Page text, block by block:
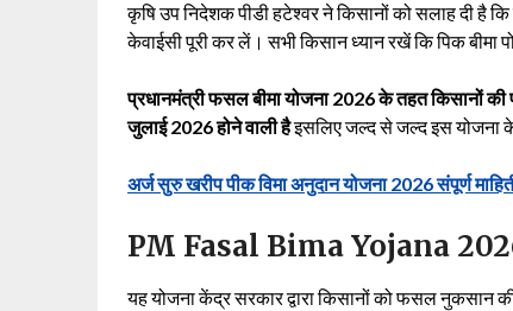
कृषि उप निदेशक पीडी हटेश्वर ने किसानों को सलाह दी है कि
केवाईसी पूरी कर लें। सभी किसान ध्यान रखें कि पिक बीमा
प्रधानमंत्री फसल बीमा योजना 2026 के तहत किसानों
जुलाई 2026 होने वाली हैइसलिए जल्द से जल्द इस योजना
अर्ज सुरु खरीप पीक विमा अनुदान योजना 2026 संपूर्ण
PM Fasal Bima Yojana
यह योजना केंद्र सरकार द्वारा किसानों को फसल नुकसान